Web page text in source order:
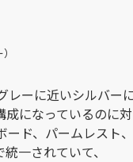
レーに近いシルバー
になっているのに対
ド、パームレスト
一されていて、